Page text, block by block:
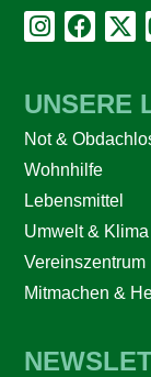
UNSERE
Not &
Wohnhilfe
Lebensmittel
Umwelt & Klima
Vereinszentrum
Mitmachen &